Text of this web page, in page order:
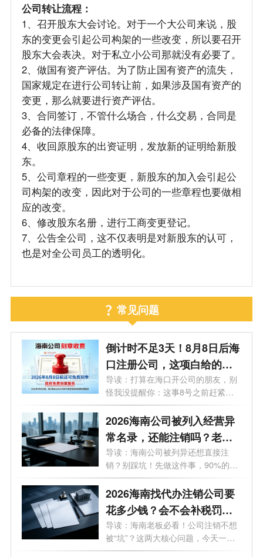
公司转让流程：
1、召开股东大会讨论。对于一个大公司来说，股
东的变更会引起公司构架的一些改变，所以要召开
股东大会表决。对于私立小公司那就没有必要了。
2、做国有资产评估。为了防止国有资产的流失，
国家规定在进行公司转让前，如果涉及国有资产的
变更，那么就要进行资产评估。
3、合同签订，不管什么场合，什么交易，合同是
必备的法律保障。
4、收回原股东的出资证明，发放新的证明给新股
东。
5、公司章程的一些变更，新股东的加入会引起公
司构架的改变，因此对于公司的一些章程也要做相
应的改变。
6、修改股东名册，进行工商变更登记。
7、公告全公司，这不仅表明是对新股东的认可，
也是对全公司员工的透明化。
常见问题
倒计时不足3天！8月8日后海
口注册公司，这项白给的福
利永远没了
导读：打算在海口开公司的朋友，别
怪我没提醒你：这事8号之前赶紧
办！倒...
2026海南公司被列入经营异
常名录，还能注销吗？老板
必看的自救指南！
导读：海南公司被列异还想直接注
销？别踩坑！先做这件事，90%的老
板都不知...
2026海南找代办注销公司要
花多少钱？会不会补税罚
款？海南最新注销避坑指
南！
导读：海南老板必看！公司注销不想
被“坑”？这两大核心问题，今天一次
说...